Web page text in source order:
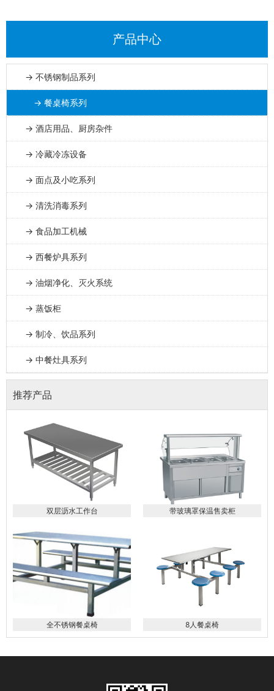
产品中心
→ 不锈钢制品系列
→ 餐桌椅系列
→ 酒店用品、厨房杂件
→ 冷藏冷冻设备
→ 面点及小吃系列
→ 清洗消毒系列
→ 食品加工机械
→ 西餐炉具系列
→ 油烟净化、灭火系统
→ 蒸饭柜
→ 制冷、饮品系列
→ 中餐灶具系列
推荐产品
双层沥水工作台 带玻璃罩保温售卖柜
全不锈钢餐桌椅 8人餐桌椅